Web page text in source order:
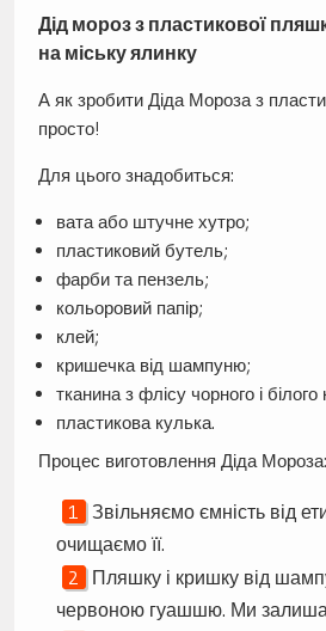
Дід мороз з пластикової
на міську ялинку
А як зробити Діда Мороза з
просто!
Для цього знадобиться:
вата або штучне хутро;
пластиковий бутель;
фарби та пензель;
кольоровий папір;
клей;
кришечка від шампуню;
тканина з флісу чорного і
пластикова кулька.
Процес виготовлення Діда Мороза:
Звільняємо ємність від
очищаємо її.
Пляшку і кришку від
червоною гуашшю. Ми